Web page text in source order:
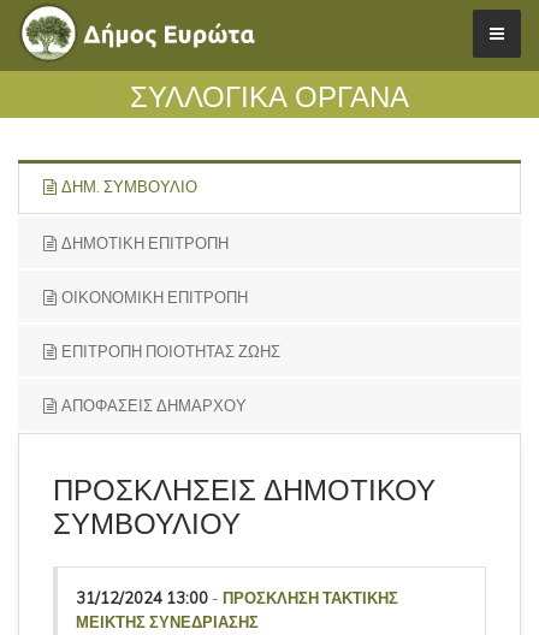
ΣΥΛΛΟΓΙΚΑ ΟΡΓΑΝΑ
ΔΗΜ. ΣΥΜΒΟΥΛΙΟ
ΔΗΜΟΤΙΚΗ ΕΠΙΤΡΟΠΗ
ΟΙΚΟΝΟΜΙΚΗ ΕΠΙΤΡΟΠΗ
ΕΠΙΤΡΟΠΗ ΠΟΙΟΤΗΤΑΣ ΖΩΗΣ
ΑΠΟΦΑΣΕΙΣ ΔΗΜΑΡΧΟΥ
ΠΡΟΣΚΛΗΣΕΙΣ ΔΗΜΟΤΙΚΟΥ
ΣΥΜΒΟΥΛΙΟΥ
31/12/2024 13:00 - ΠΡΟΣΚΛΗΣΗ ΤΑΚΤΙΚΗΣ
ΜΕΙΚΤΗΣ ΣΥΝΕΔΡΙΑΣΗΣ